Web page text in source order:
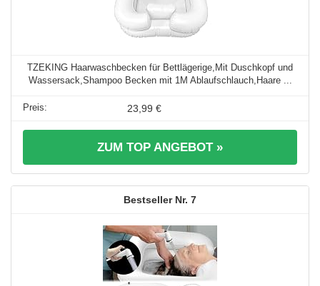
TZEKING Haarwaschbecken für Bettlägerige,Mit Duschkopf und
Wassersack,Shampoo Becken mit 1M Ablaufschlauch,Haare ...
23,99 €
ZUM TOP ANGEBOT »
7